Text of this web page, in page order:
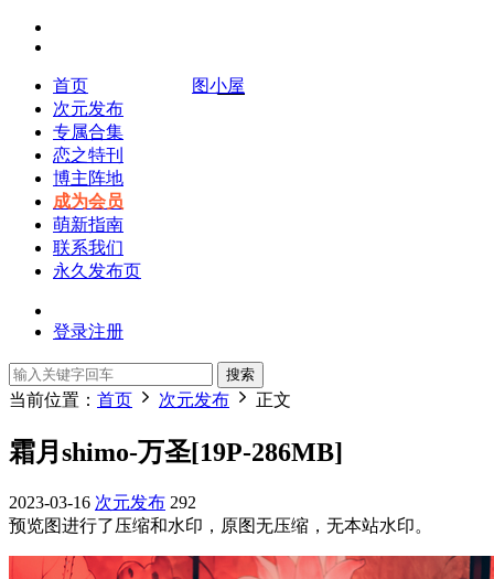
图小屋
首页
次元发布
专属合集
恋之特刊
博主阵地
成为会员
萌新指南
联系我们
永久发布页
登录注册
搜索
当前位置： 首页 次元发布 正文
霜月shimo-万圣[19P-286MB]
2023-03-16 次元发布 292
预览图进行了压缩和水印，原图无压缩，无本站水印。